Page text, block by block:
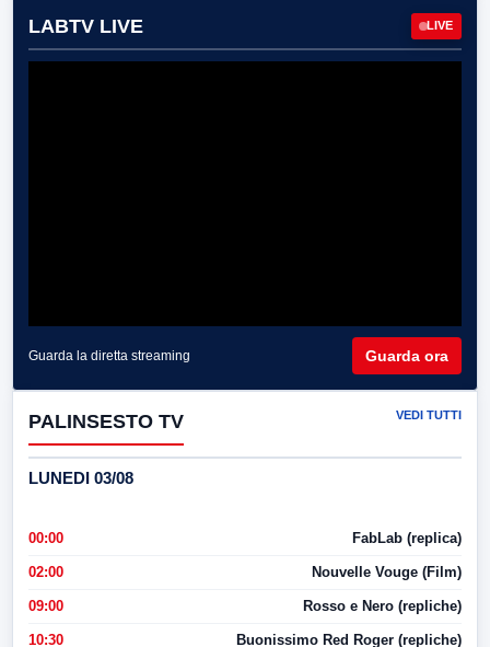
LABTV LIVE LIVE
Guarda la diretta streaming Guarda ora
PALINSESTO TV VEDI TUTTI
LUNEDI 03/08
00:00 FabLab (replica)
02:00 Nouvelle Vouge (Film)
09:00 Rosso e Nero (repliche)
10:30 Buonissimo Red Roger (repliche)